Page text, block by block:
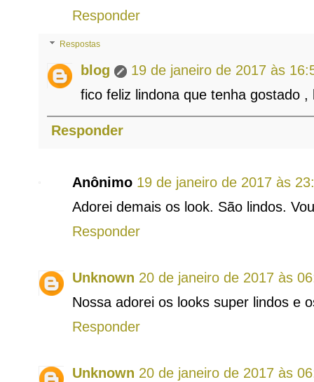
Responder
Respostas
blog
19 de janeiro de 2017 às
fico feliz lindona que tenha gostado ,
Responder
Anônimo 19 de janeiro de 2017 às
Adorei demais os look. São lindos.
Responder
Unknown 20 de janeiro de 2017 às
Nossa adorei os looks super lindos e
Responder
Unknown 20 de janeiro de 2017 às